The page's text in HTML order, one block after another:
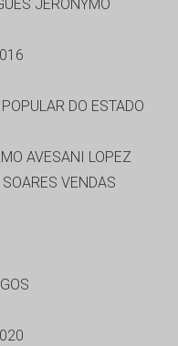
JERONYMO
DO ESTADO
AVESANI LOPEZ
VENDAS